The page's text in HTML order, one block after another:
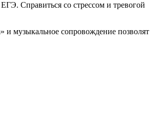
Справиться со стрессом и тревогой
музыкальное сопровождение позволят